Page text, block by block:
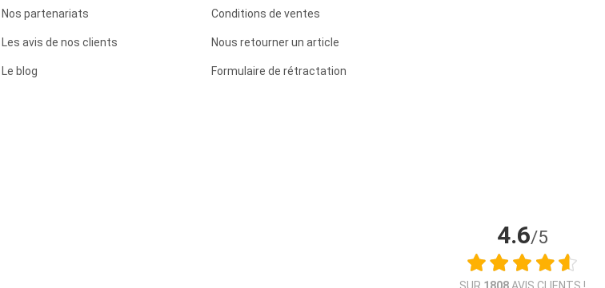
Nos partenariats
Les avis de nos clients
Le blog
Conditions de ventes
Nous retourner un article
Formulaire de rétractation
4.6/5
SUR 1808 AVIS CLIENTS !